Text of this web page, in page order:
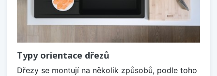
Typy orientace dřezů
Dřezy se montují na několik způsobů, podle toho